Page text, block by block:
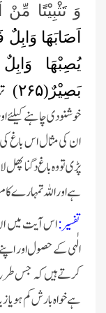
وَ تَثْبِیْتًا
اَصَابَهَا
یُصِبْهَا
بَصِیْرٌ(۲۶۵)
خوشنودی چاہنے کیلئے
ان کی مثال اس باغ
پڑی تو وہ باغ دگنا پھل
ہے اور اللہ تمہارے کام دیکھ رہا
تفسیر:اس آیت میں
الٰہی کے حصول اور
کرتے ہیں کہ جس طرح
ہے خواہ بارش کم ہو یا